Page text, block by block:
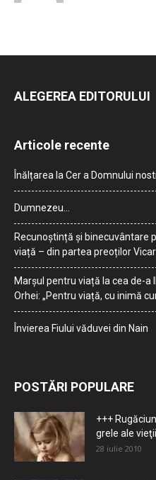
ALEGEREA EDITORULUI
Articole recente
Înălțarea la Cer a Domnului
Dumnezeu…
Recunoștință și binecuvântare
viață – din partea preoților
Marșul pentru viață la cea de-a
Orhei: „Pentru viață, cu inimă
Învierea Fiului văduvei din Nain
POSTĂRI POPULARE
+++
grele ale vieţii
28 iulie 2010